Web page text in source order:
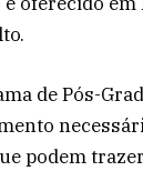
de Pós-
podem